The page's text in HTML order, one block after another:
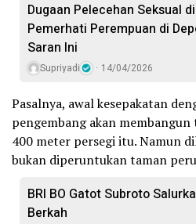
Dugaan Pelecehan Seksual di
Pemerhati Perempuan di
Saran Ini
Supriyadi 14/04/2026
Pasalnya, awal kesepakatan
pengembang akan
400 meter persegi itu. Namun
bukan diperuntukan taman
BRI BO Gatot Subroto
Berkah